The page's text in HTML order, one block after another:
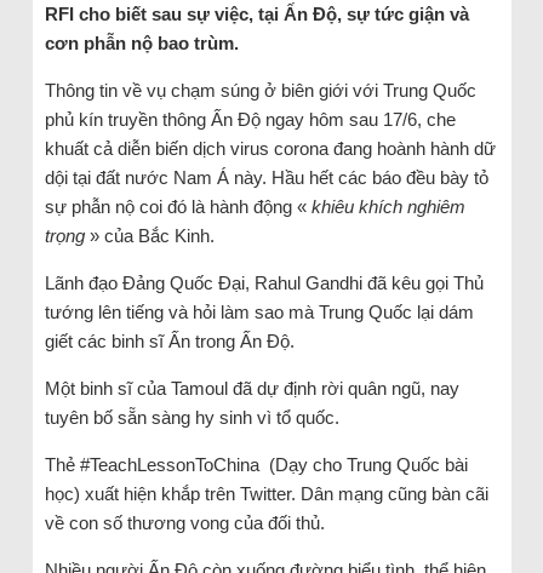
RFI cho biết sau sự việc, tại Ấn Độ, sự tức giận và
cơn phẫn nộ bao trùm.
Thông tin về vụ chạm súng ở biên giới với Trung Quốc
phủ kín truyền thông Ấn Độ ngay hôm sau 17/6, che
khuất cả diễn biến dịch virus corona đang hoành hành dữ
dội tại đất nước Nam Á này. Hầu hết các báo đều bày tỏ
sự phẫn nộ coi đó là hành động « khiêu khích nghiêm
trọng» của Bắc Kinh.
Lãnh đạo Đảng Quốc Đại, Rahul Gandhi đã kêu gọi Thủ
tướng lên tiếng và hỏi làm sao mà Trung Quốc lại dám
giết các binh sĩ Ấn trong Ấn Độ.
Một binh sĩ của Tamoul đã dự định rời quân ngũ, nay
tuyên bố sẵn sàng hy sinh vì tổ quốc.
Thẻ #TeachLessonToChina (Dạy cho Trung Quốc bài
học) xuất hiện khắp trên Twitter. Dân mạng cũng bàn cãi
về con số thương vong của đối thủ.